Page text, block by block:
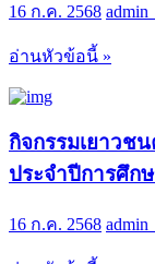
16 ก.ค. 2568
อ่านหัวข้อนี้ »
กิจกรรมเยาวช
ประจำปีการศึกษ
16 ก.ค. 2568